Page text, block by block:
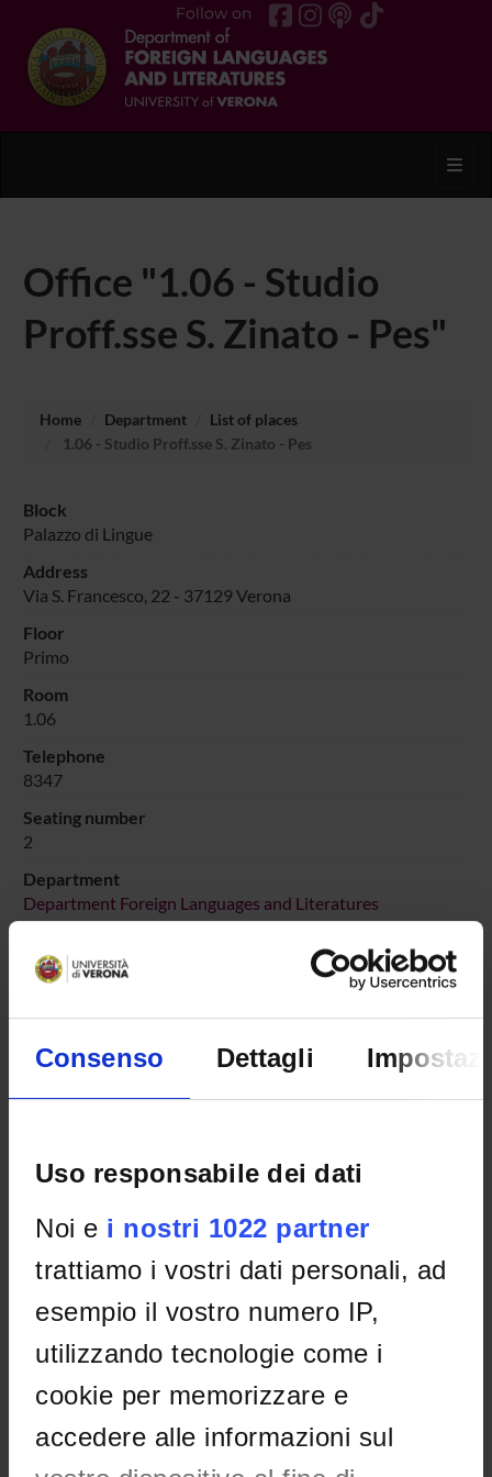
Consenso Dettagli
Uso responsabile dei dati
Noi e i nostri 1022 partner
trattiamo i vostri dati personali, ad
esempio il vostro numero IP,
utilizzando tecnologie come i
cookie per memorizzare e
accedere alle informazioni sul
Follow on
Office "1.06 - Studio
Proff.sse S. Zinato - Pes"
Home Department
List of places
1.06 - Studio Proff.sse S. Zinato - Pes
Block
Palazzo di Lingue
Address
Via S. Francesco, 22 - 37129 Verona
Floor
Primo
Room
1.06
Telephone
8347
Seating number
2
Department
Department Foreign Languages and Literatures
Studio Prof.sse Susanna Zinato e Annalisa Pes